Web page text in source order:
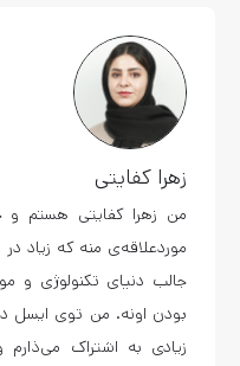
زهرا کفایتی
من زهرا کفایتی هستم و
موردعلاقه‌ی منه که زیاد
جالب دنیای تکنولوژی و
بودن اونه. من توی ایسل
زیادی به اشتراک